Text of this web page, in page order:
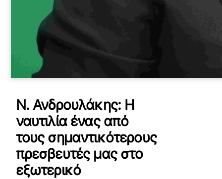
Ν. Ανδρουλάκης: Η
ναυτιλία ένας από
τους σημαντικότερους
πρεσβευτές μας στο
εξωτερικό